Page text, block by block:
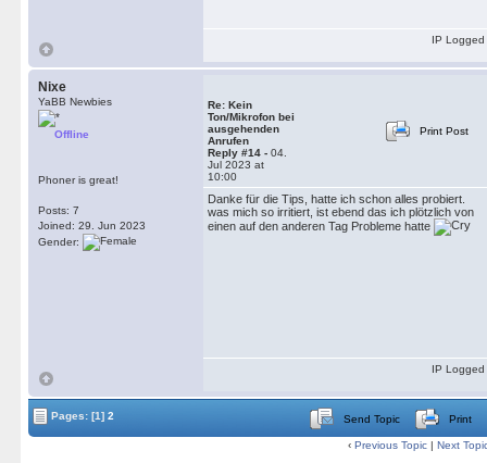
IP Logged
Nixe
YaBB Newbies
Offline
Phoner is great!
Posts: 7
Joined: 29. Jun 2023
Gender:
Re: Kein
Ton/Mikrofon bei
ausgehenden
Anrufen
Reply #14 - 04.
Jul 2023 at
10:00
Print Post
Danke für die Tips, hatte ich schon alles probiert.
was mich so irritiert, ist ebend das ich plötzlich von
einen auf den anderen Tag Probleme hatte
IP Logged
Pages: [1] 2 Send Topic Print
‹ Previous Topic | Next